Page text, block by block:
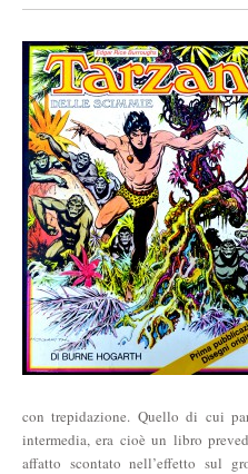
con trepidazione. Quello di cui
intermedia, era cioè un libro
affatto scontato nell’effetto sul